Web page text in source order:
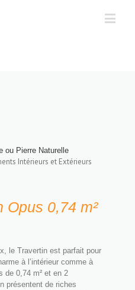
ou Pierre Naturelle
Intérieurs et Extérieurs
Opus 0,74 m²
le Travertin est parfait pour
à l’intérieur comme à
de 0,74 m² et en 2
présentent de riches